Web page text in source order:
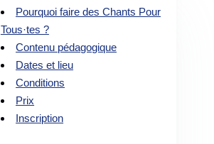
Pourquoi faire des Chants Pour
Tous·tes ?
Contenu pédagogique
Dates et lieu
Conditions
Prix
Inscription